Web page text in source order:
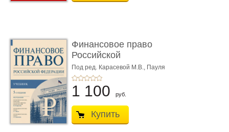
Финансовое право
Российской
Федерации. 5-е изд�
...
Под ред. Карасевой М.В., Пауля
А.Г., Красюкова А.В.
1 100 руб.
Купить